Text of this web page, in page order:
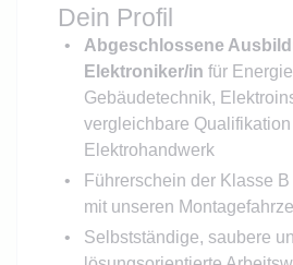
Dein Profil
Abgeschlossene
Elektroniker/in für
Gebäudetechnik,
vergleichbare Qualifikation
Elektrohandwerk
Führerschein der Klasse
mit unseren
Selbstständige, saubere